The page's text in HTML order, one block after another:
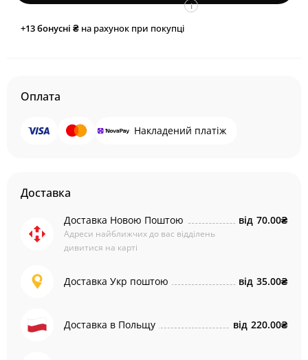
+13бонусні ₴ на рахунок при покупці
i
Оплата
Накладений платіж
Доставка
Доставка Новою Поштою
Адреси найближчих до вас відділень
дивитися на карті
від 70.00₴
Доставка Укр поштою від 35.00₴
Доставка в Польщу від 220.00₴